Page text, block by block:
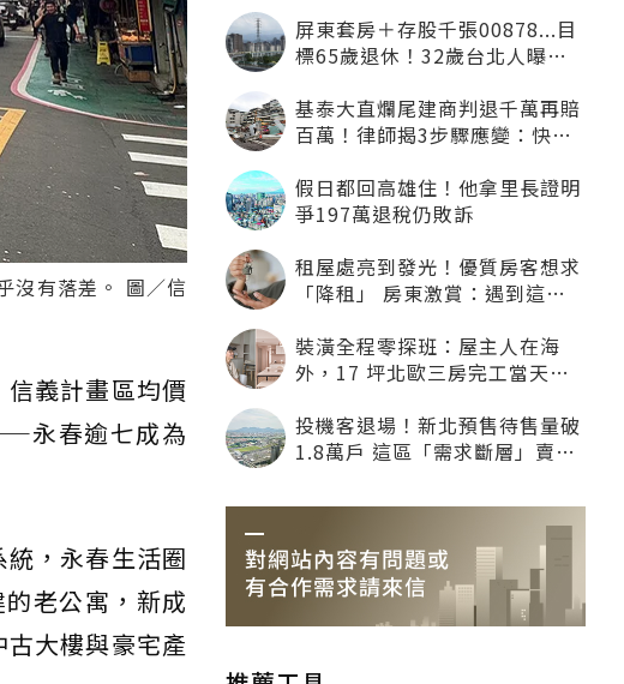
沒有落差。 圖／信
義計畫區均價
永春逾七成為
，永春生活圈
老公寓，新成
大樓與豪宅產
屏東套房＋存股千張00878...目
標65歲退休！32歲台北人曝：
基泰大直爛尾建商判退千萬再賠
百萬！律師揭3步驟應變：快通
假日都回高雄住！他拿里長證明
爭197萬退稅仍敗訴
租屋處亮到發光！優質房客想求
「降租」 房東激賞：遇到這種
裝潢全程零探班：屋主人在海
外，17 坪北歐三房完工當天才
投機客退場！新北預售待售量破
1.8萬戶 這區「需求斷層」賣壓